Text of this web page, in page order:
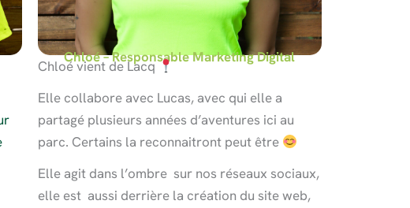
Chloé – Responsable Marketing Digital
Chloé vient de Lacq
Elle collabore avec Lucas, avec qui elle a
partagé plusieurs années d’aventures ici au
parc. Certains la reconnaitront peut être
Elle agit dans l’ombre sur nos réseaux sociaux,
elle est aussi derrière la création du site web,